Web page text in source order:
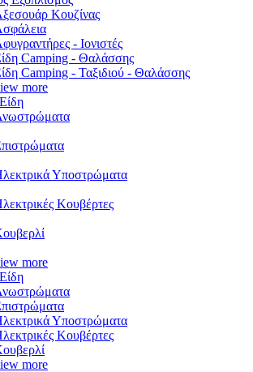
Κουζίνας
- Ιονιστές
Camping - Θαλάσσης
Camping - Ταξιδιού - Θαλάσσης
more
Υποστρώματα
Κουβέρτες
more
Υποστρώματα
Κουβέρτες
more